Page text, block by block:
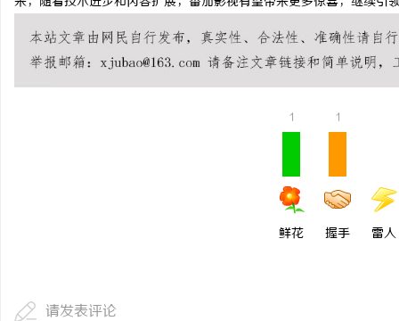
1
鲜花
1
握手 雷人
请发表评论
550FC30耐磨改性颗粒